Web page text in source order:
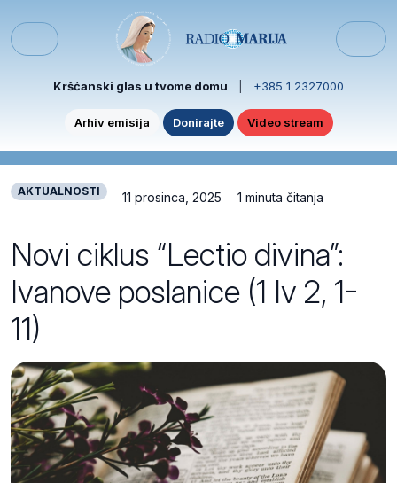
Menu
Kršćanski glas u tvome domu +385 1 2327000
Arhiv emisija Donirajte Video stream
AKTUALNOSTI 11 prosinca, 2025 1 minuta čitanja
Novi ciklus “Lectio divina”:
Ivanove poslanice (1 Iv 2, 1-
11)